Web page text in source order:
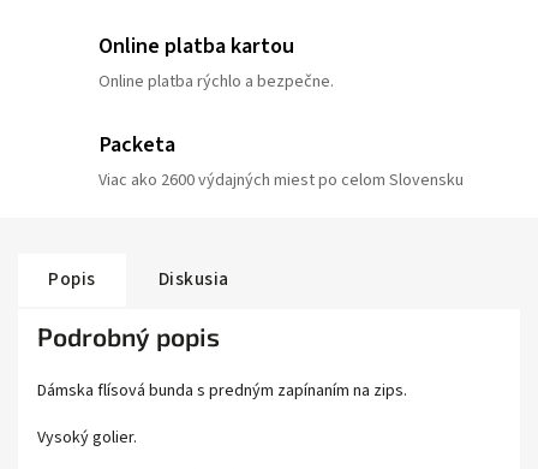
Online platba kartou
Online platba rýchlo a bezpečne.
Packeta
Viac ako 2600 výdajných miest po celom Slovensku
Popis Diskusia
Podrobný popis
Dámska flísová bunda s predným zapínaním na zips.
Vysoký golier.